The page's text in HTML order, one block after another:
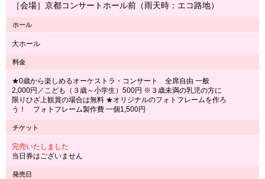
［会場］京都コンサートホール前（雨天時：エコ路地）
ホール
大ホール
料金
★0歳から楽しめるオーケストラ・コンサート 全席自由 一般
2,000円／こども（３歳～小学生）500円 ※３歳未満の乳児の方に
限りひざ上観賞の場合は無料 ★オリジナルのフォトフレームを作ろ
う！ フォトフレーム製作費 一個1,500円
チケット
完売いたしました
当日券はございません
発売日